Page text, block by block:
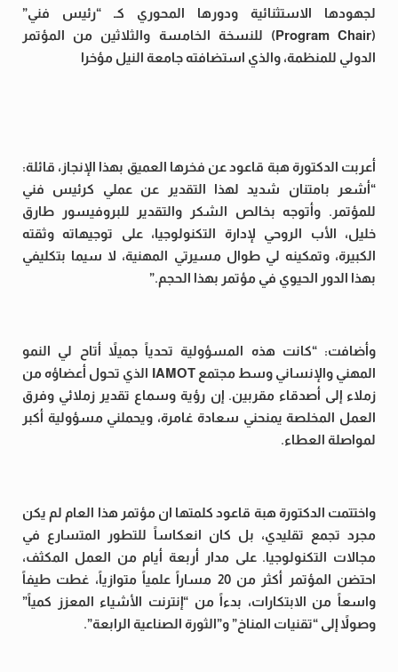
لجهودها الاستثنائية ودورها المحوري كـ “رئيس فني”
(Program Chair) للنسخة الخامسة والثلاثين من المؤتمر
الدولي للمنظمة، والذي استضافته جامعة النيل مؤخرا
أعربت الدكتورة هبة قاعود عن فخرها العميق بهذا الإنجاز، قائلة:
“أشعر بامتنان شديد لهذا التقدير عن عملي كرئيس فني
للمؤتمر. وأتوجه بخالص الشكر والتقدير للبروفيسور طارق
خليل، الأب الروحي لإدارة التكنولوجيا، على توجيهاته وثقته
الكبيرة، وتمكينه لي طوال مسيرتي المهنية، لا سيما بتكليفي
بهذا الدور الحيوي في مؤتمر بهذا الحجم.”
وأضافت: “كانت هذه المسؤولية تحدياً جميلاً أتاح لي النمو
المهني والإنساني وسط مجتمع IAMOT الذي تحول أعضاؤه من
زملاء إلى أصدقاء مقربين. إن رؤية وسماع تقدير زملائي وفرق
العمل المخلصة يمنحني سعادة غامرة، ويحملني مسؤولية أكبر
لمواصلة العطاء.
واختتمت الدكتورة هبة قاعود كلمتها ان مؤتمر هذا العام لم يكن
مجرد تجمع تقليدي، بل كان انعكاساً للتطور المتسارع في
مجالات التكنولوجيا. على مدار أربعة أيام من العمل المكثف،
احتضن المؤتمر أكثر من 20 مساراً علمياً متوازياً، غطت طيفاً
واسعاً من الابتكارات، بدءاً من “إنترنت الأشياء المعزز كمياً”
وصولاً إلى “تقنيات المناخ” و”الثورة الصناعية الرابعة”.